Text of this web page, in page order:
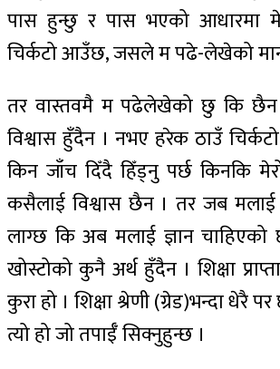
पास हुन्छु र पास भएको आधारमा
चिर्कटो आउँछ, जसले म पढे-लेखेको
तर वास्तवमै म पढेलेखेको छु कि
विश्वास हुँदैन । नभए हरेक ठाउँ
किन जाँच दिँदै हिँड्नु पर्छ किनकि
कसैलाई विश्वास छैन । तर जब
लाग्छ कि अब मलाई ज्ञान
खोस्टोको कुनै अर्थ हुँदैन । शिक्षा
कुरा हो । शिक्षा श्रेणी (ग्रेड)भन्दा धेरै
त्यो हो जो तपाईँ सिक्नुहुन्छ ।